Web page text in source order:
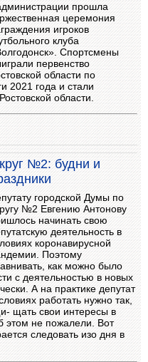
прошла
церемония
игроков
клуба
Спортсмены
первенство
области по
2021 года и стали
области.
№2: будни и
городской Думы по
№2 Евгению Антонову
начинать свою
деятельность в
коронавирусной
Поэтому
как можно было
с деятельностью в новых
А на практике депутат
работать нужно так,
щать свои интересы в
этом не пожалели. Вот
следовать изо дня в